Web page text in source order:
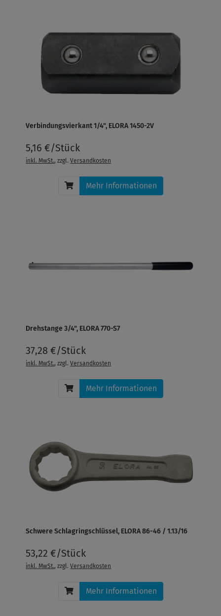
Verbindungsvierkant 1/4", ELORA 1450-2V
5,16 €/Stück
inkl. MwSt., zzgl.Versandkosten
Mehr Informationen
Drehstange 3/4", ELORA 770-S7
37,28 €/Stück
inkl. MwSt., zzgl.Versandkosten
Mehr Informationen
Schwere Schlagringschlüssel, ELORA 86-46 / 1.13/16
53,22 €/Stück
inkl. MwSt., zzgl.Versandkosten
Mehr Informationen